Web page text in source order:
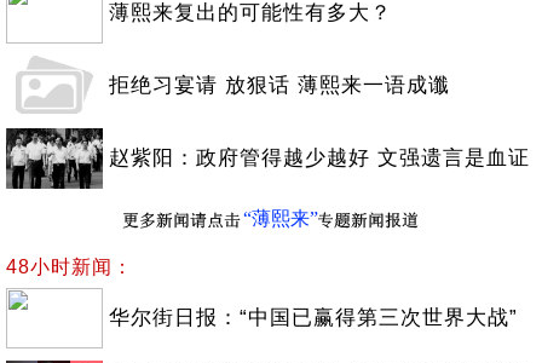
薄熙来复出的可能性有多大？
拒绝习宴请 放狠话 薄熙来一语成谶
赵紫阳：政府管得越少越好 文强遗言是血证
“薄熙来”
48小时新闻：
华尔街日报：“中国已赢得第三次世界大战”